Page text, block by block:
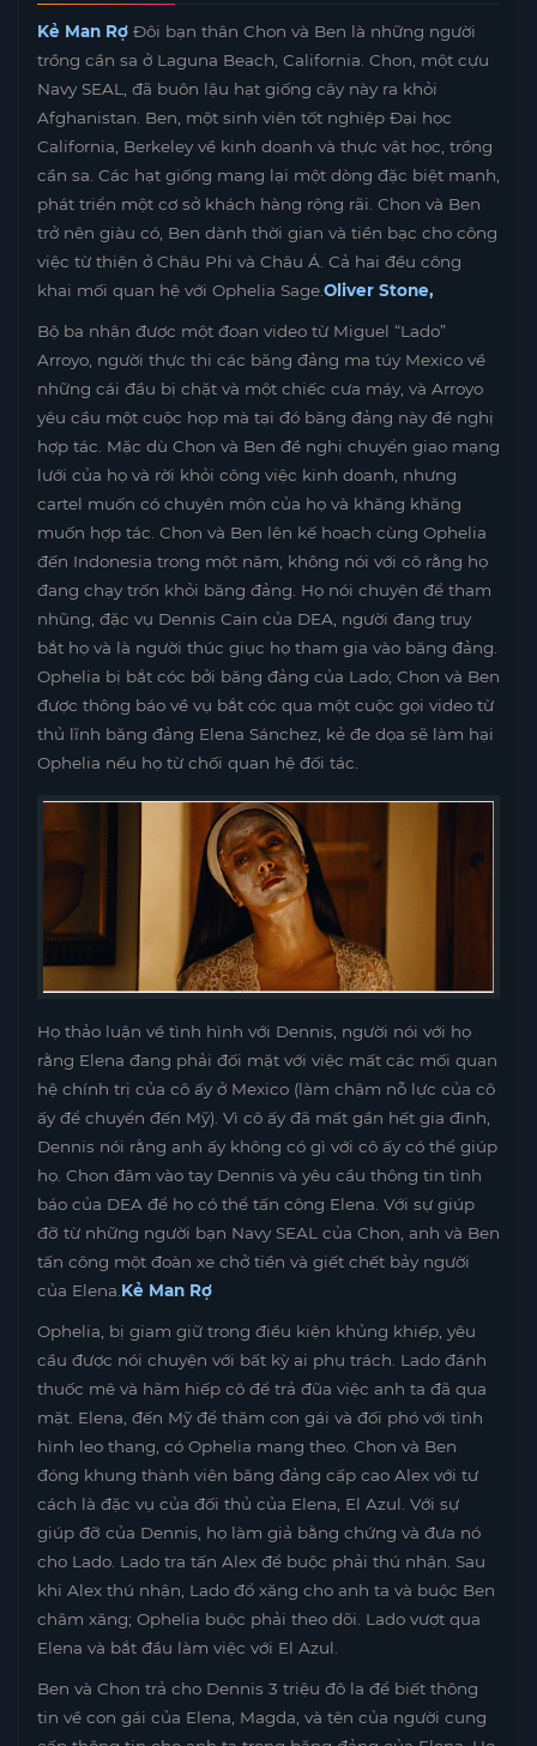
Kẻ Man Rợ Đôi bạn thân Chon và Ben là những người
trồng cần sa ở Laguna Beach, California. Chon, một cựu
Navy SEAL, đã buôn lậu hạt giống cây này ra khỏi
Afghanistan. Ben, một sinh viên tốt nghiệp Đại học
California, Berkeley về kinh doanh và thực vật học, trồng
cần sa. Các hạt giống mang lại một dòng đặc biệt mạnh,
phát triển một cơ sở khách hàng rộng rãi. Chon và Ben
trở nên giàu có, Ben dành thời gian và tiền bạc cho công
việc từ thiện ở Châu Phi và Châu Á. Cả hai đều công
khai mối quan hệ với Ophelia Sage.Oliver Stone,
Bộ ba nhận được một đoạn video từ Miguel “Lado”
Arroyo, người thực thi các băng đảng ma túy Mexico về
những cái đầu bị chặt và một chiếc cưa máy, và Arroyo
yêu cầu một cuộc họp mà tại đó băng đảng này đề nghị
hợp tác. Mặc dù Chon và Ben đề nghị chuyển giao mạng
lưới của họ và rời khỏi công việc kinh doanh, nhưng
cartel muốn có chuyên môn của họ và khăng khăng
muốn hợp tác. Chon và Ben lên kế hoạch cùng Ophelia
đến Indonesia trong một năm, không nói với cô rằng họ
đang chạy trốn khỏi băng đảng. Họ nói chuyện để tham
nhũng, đặc vụ Dennis Cain của DEA, người đang truy
bắt họ và là người thúc giục họ tham gia vào băng đảng.
Ophelia bị bắt cóc bởi băng đảng của Lado; Chon và Ben
được thông báo về vụ bắt cóc qua một cuộc gọi video từ
thủ lĩnh băng đảng Elena Sánchez, kẻ đe dọa sẽ làm hại
Ophelia nếu họ từ chối quan hệ đối tác.
Họ thảo luận về tình hình với Dennis, người nói với họ
rằng Elena đang phải đối mặt với việc mất các mối quan
hệ chính trị của cô ấy ở Mexico (làm chậm nỗ lực của cô
ấy để chuyển đến Mỹ). Vì cô ấy đã mất gần hết gia đình,
Dennis nói rằng anh ấy không có gì với cô ấy có thể giúp
họ. Chon đâm vào tay Dennis và yêu cầu thông tin tình
báo của DEA để họ có thể tấn công Elena. Với sự giúp
đỡ từ những người bạn Navy SEAL của Chon, anh và Ben
tấn công một đoàn xe chở tiền và giết chết bảy người
của Elena. Kẻ Man Rợ
Ophelia, bị giam giữ trong điều kiện khủng khiếp, yêu
cầu được nói chuyện với bất kỳ ai phụ trách. Lado đánh
thuốc mê và hãm hiếp cô để trả đũa việc anh ta đã qua
mặt. Elena, đến Mỹ để thăm con gái và đối phó với tình
hình leo thang, có Ophelia mang theo. Chon và Ben
đóng khung thành viên băng đảng cấp cao Alex với tư
cách là đặc vụ của đối thủ của Elena, El Azul. Với sự
giúp đỡ của Dennis, họ làm giả bằng chứng và đưa nó
cho Lado. Lado tra tấn Alex để buộc phải thú nhận. Sau
khi Alex thú nhận, Lado đổ xăng cho anh ta và buộc Ben
châm xăng; Ophelia buộc phải theo dõi. Lado vượt qua
Elena và bắt đầu làm việc với El Azul.
Ben và Chon trả cho Dennis 3 triệu đô la để biết thông
tin về con gái của Elena, Magda, và tên của người cung